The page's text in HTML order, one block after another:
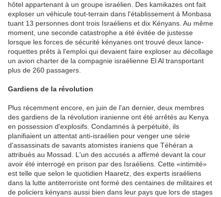
hôtel appartenant à un groupe israélien. Des kamikazes ont fait
exploser un véhicule tout-terrain dans l'établissement à Monbasa
tuant 13 personnes dont trois Israéliens et dix Kényans. Au même
moment, une seconde catastrophe a été évitée de justesse
lorsque les forces de sécurité kényanes ont trouvé deux lance-
roquettes prêts à l'emploi qui devaient faire exploser au décollage
un avion charter de la compagnie israélienne El Al transportant
plus de 260 passagers.
Gardiens de la révolution
Plus récemment encore, en juin de l'an dernier, deux membres
des gardiens de la révolution iranienne ont été arrêtés au Kenya
en possession d'explosifs. Condamnés à perpétuité, ils
planifiaient un attentat anti-israélien pour venger une série
d'assassinats de savants atomistes iraniens que Téhéran a
attribués au Mossad. L'un des accusés a affirmé devant la cour
avoir été interrogé en prison par des Israéliens. Cette «intimité»
est telle que selon le quotidien Haaretz, des experts israéliens
dans la lutte antiterroriste ont formé des centaines de militaires et
de policiers kényans aussi bien dans leur pays que lors de stages